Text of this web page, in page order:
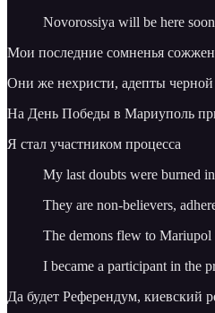
Novorossiya will be here
Мои последние сомненья
Они же нехристи, адепты
На День Победы в Мариуполь
Я стал участником процесса
My last doubts were burned
They are non-believers,
The demons flew to
I became a participant in the
Да будет Референдум, киевский